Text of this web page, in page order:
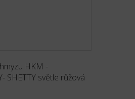
HKM -
SHETTY světle růžová